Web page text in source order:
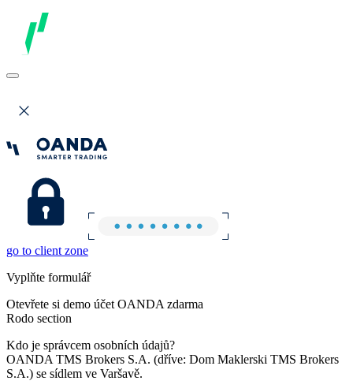
go to client zone
Vyplňte formulář
Otevřete si demo účet OANDA zdarma
Rodo section
Kdo je správcem osobních údajů?
OANDA TMS Brokers S.A. (dříve: Dom Maklerski TMS Brokers
S.A.) se sídlem ve Varšavě.